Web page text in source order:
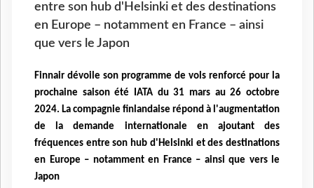
entre son hub d'Helsinki et des destinations
en Europe – notamment en France – ainsi
que vers le Japon
Finnair dévoile son programme de vols renforcé pour la
prochaine saison été IATA du 31 mars au 26 octobre
2024. La compagnie finlandaise répond à l'augmentation
de la demande internationale en ajoutant des
fréquences entre son hub d'Helsinki et des destinations
en Europe – notamment en France – ainsi que vers le
Japon